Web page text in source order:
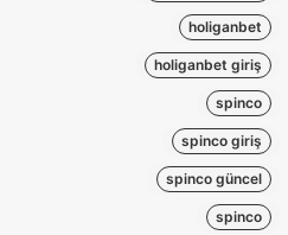
holiganbet
holiganbet giriş
spinco
spinco giriş
spinco güncel
spinco